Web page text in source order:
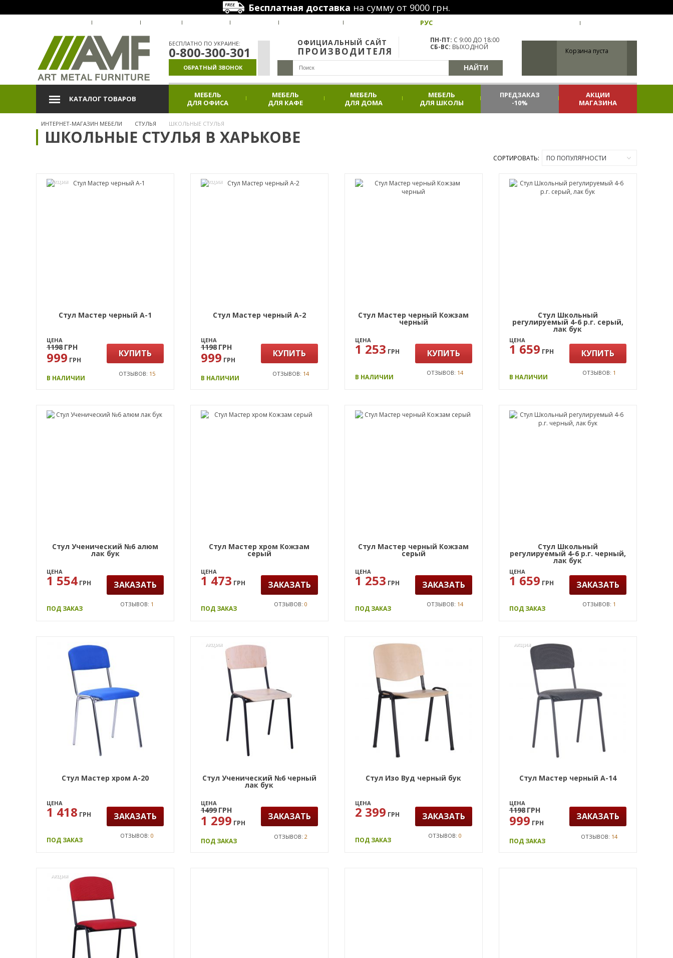
Бесплатная доставка на сумму от 9000 грн.
РУС
БЕСПЛАТНО ПО УКРАИНЕ:
0-800-300-301
ОБРАТНЫЙ ЗВОНОК
ОФИЦИАЛЬНЫЙ САЙТ
ПРОИЗВОДИТЕЛЯ
ПН-ПТ: С 9:00 ДО 18:00
СБ-ВС: ВЫХОДНОЙ Корзина пуста
КАТАЛОГ ТОВАРОВ
МЕБЕЛЬ
ДЛЯ ОФИСА
МЕБЕЛЬ
ДЛЯ КАФЕ
МЕБЕЛЬ
ДЛЯ ДОМА
МЕБЕЛЬ
ДЛЯ ШКОЛЫ
ПРЕДЗАКАЗ
-10%
АКЦИИ
МАГАЗИНА
ИНТЕРНЕТ-МАГАЗИН МЕБЕЛИ СТУЛЬЯ ШКОЛЬНЫЕ СТУЛЬЯ
ШКОЛЬНЫЕ СТУЛЬЯ В ХАРЬКОВЕ
СОРТИРОВАТЬ: ПО ПОПУЛЯРНОСТИ
АКЦИЯ
Стул Мастер черный А-1
ЦЕНА
1198 ГРН
999 ГРН
КУПИТЬ
В НАЛИЧИИ
ОТЗЫВОВ: 15
АКЦИЯ
Стул Мастер черный А-2
ЦЕНА
1198 ГРН
999 ГРН
КУПИТЬ
В НАЛИЧИИ
ОТЗЫВОВ: 14
Стул Мастер черный Кожзам
черный
ЦЕНА
1 253 ГРН КУПИТЬ
В НАЛИЧИИ
ОТЗЫВОВ: 14
Стул Школьный
регулируемый 4-6 р.г. серый,
лак бук
ЦЕНА
1 659 ГРН КУПИТЬ
В НАЛИЧИИ
ОТЗЫВОВ: 1
Стул Ученический №6 алюм
лак бук
ЦЕНА
1 554 ГРН ЗАКАЗАТЬ
ПОД ЗАКАЗ
ОТЗЫВОВ: 1
Стул Мастер хром Кожзам
серый
ЦЕНА
1 473 ГРН ЗАКАЗАТЬ
ПОД ЗАКАЗ
ОТЗЫВОВ:0
Стул Мастер черный Кожзам
серый
ЦЕНА
1 253 ГРН ЗАКАЗАТЬ
ПОД ЗАКАЗ
ОТЗЫВОВ: 14
Стул Школьный
регулируемый 4-6 р.г. черный,
лак бук
ЦЕНА
1 659 ГРН ЗАКАЗАТЬ
ПОД ЗАКАЗ
ОТЗЫВОВ: 1
Стул Мастер хром А-20
ЦЕНА
1 418 ГРН ЗАКАЗАТЬ
ПОД ЗАКАЗ
ОТЗЫВОВ: 0
АКЦИЯ
Стул Ученический №6 черный
лак бук
ЦЕНА
1499 ГРН
1 299 ГРН
ЗАКАЗАТЬ
ПОД ЗАКАЗ
ОТЗЫВОВ:2
Стул Изо Вуд черный бук
ЦЕНА
2 399 ГРН ЗАКАЗАТЬ
ПОД ЗАКАЗ
ОТЗЫВОВ:0
АКЦИЯ
Стул Мастер черный А-14
ЦЕНА
1198 ГРН
999 ГРН
ЗАКАЗАТЬ
ПОД ЗАКАЗ
ОТЗЫВОВ: 14
АКЦИЯ